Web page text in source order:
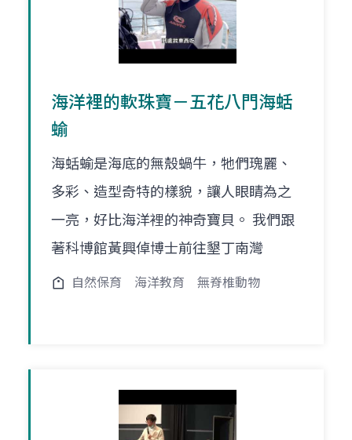
海洋裡的軟珠寶－五花八門海蛞
蝓
海蛞蝓是海底的無殼蝸牛，牠們瑰麗、
多彩、造型奇特的樣貌，讓人眼睛為之
一亮，好比海洋裡的神奇寶貝。 我們跟
著科博館黃興倬博士前往墾丁南灣
自然保育 海洋教育 無脊椎動物